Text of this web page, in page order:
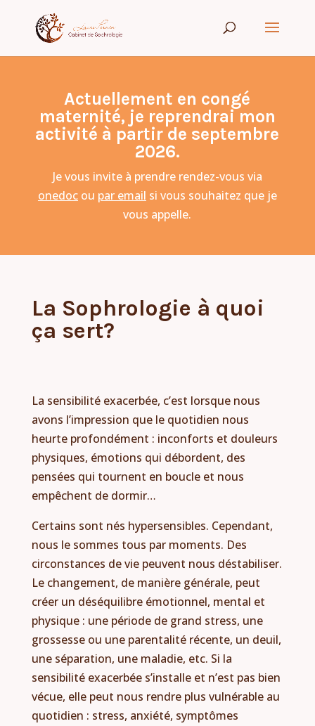
Actuellement en congé
maternité, je reprendrai mon
activité à partir de septembre
2026.
Je vous invite à prendre rendez-vous via
onedocou par email si vous souhaitez que je
vous appelle.
La Sophrologie à quoi
ça sert?
La sensibilité exacerbée, c’est lorsque nous
avons l’impression que le quotidien nous
heurte profondément : inconforts et douleurs
physiques, émotions qui débordent, des
pensées qui tournent en boucle et nous
empêchent de dormir…
Certains sont nés hypersensibles. Cependant,
nous le sommes tous par moments. Des
circonstances de vie peuvent nous déstabiliser.
Le changement, de manière générale, peut
créer un déséquilibre émotionnel, mental et
physique : une période de grand stress, une
grossesse ou une parentalité récente, un deuil,
une séparation, une maladie, etc. Si la
sensibilité exacerbée s’installe et n’est pas bien
vécue, elle peut nous rendre plus vulnérable au
quotidien : stress, anxiété, symptômes